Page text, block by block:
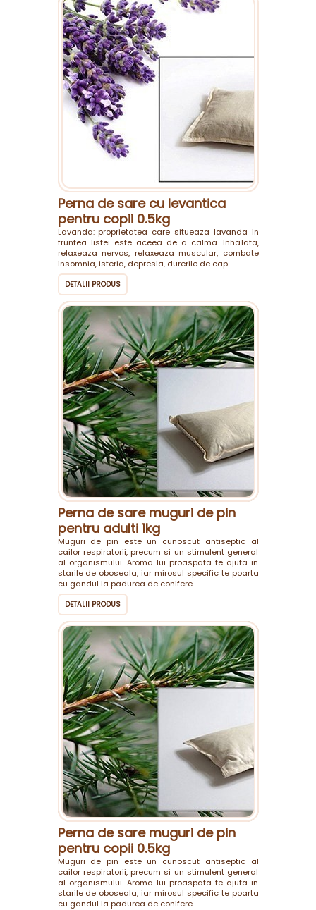
Perna de sare cu levantica
pentru copii 0.5kg
Lavanda: proprietatea care situeaza lavanda in
fruntea listei este aceea de a calma. Inhalata,
relaxeaza nervos, relaxeaza muscular, combate
insomnia, isteria, depresia, durerile de cap.
DETALII PRODUS
Perna de sare muguri de pin
pentru adulti 1kg
Muguri de pin este un cunoscut antiseptic al
cailor respiratorii, precum si un stimulent general
al organismului. Aroma lui proaspata te ajuta in
starile de oboseala, iar mirosul specific te poarta
cu gandul la padurea de conifere.
DETALII PRODUS
Perna de sare muguri de pin
pentru copii 0.5kg
Muguri de pin este un cunoscut antiseptic al
cailor respiratorii, precum si un stimulent general
al organismului. Aroma lui proaspata te ajuta in
starile de oboseala, iar mirosul specific te poarta
cu gandul la padurea de conifere.